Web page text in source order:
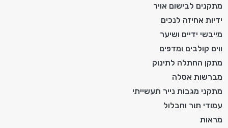
מתקנים לבישום אויר
ידיות אחיזה לנכים
מייבשי ידיים ושיער
ווים קולבים ומדפים
מתקן החתלה לתינוק
מברשות אסלה
מתקני מגבות נייר תעשייתי
עמודי תור וחבלול
מראות